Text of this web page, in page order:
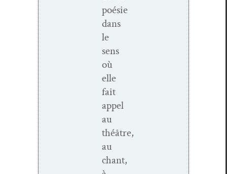
poésie
dans
le
sens
où
elle
fait
appel
au
théâtre,
au
chant,